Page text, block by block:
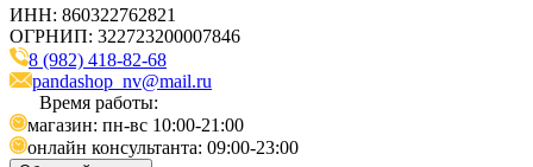
ИНН: 860322762821
ОГРНИП: 322723200007846
8 (982) 418-82-68
pandashop_nv@mail.ru
Время работы:
магазин: пн-вс 10:00-21:00
онлайн консультанта: 09:00-23:00